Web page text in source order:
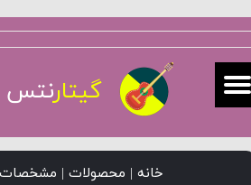
حساب کاربری من
تغییر گذر واژه
خروج از حساب کاربری
گیتارنتس
خانه | محصولات |